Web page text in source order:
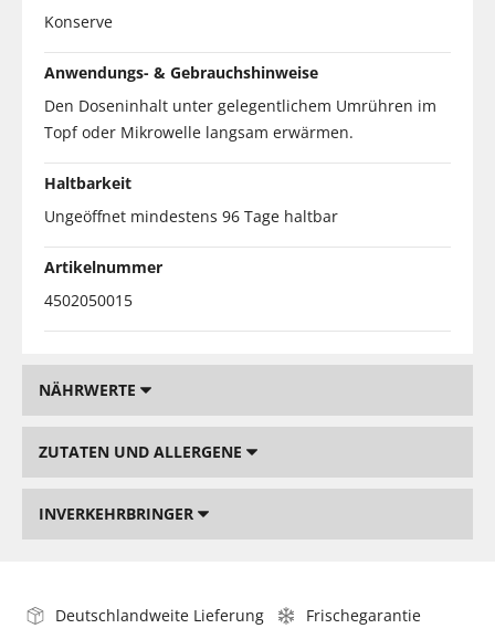
Konserve
Anwendungs- & Gebrauchshinweise
Den Doseninhalt unter gelegentlichem Umrühren im
Topf oder Mikrowelle langsam erwärmen.
Haltbarkeit
Ungeöffnet mindestens 96 Tage haltbar
Artikelnummer
4502050015
NÄHRWERTE
ZUTATEN UND ALLERGENE
INVERKEHRBRINGER
Deutschlandweite Lieferung
Frischegarantie